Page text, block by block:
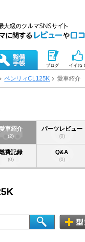
ブログ イイね！
ベンリィCL125K 愛車紹介
車紹介
(2)
パーツレビュー
(0)
費記録
(0)
Q&A
(0)